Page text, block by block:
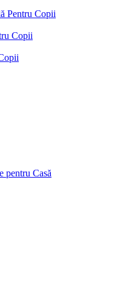
Pentru Copii
Copii
pentru Casă